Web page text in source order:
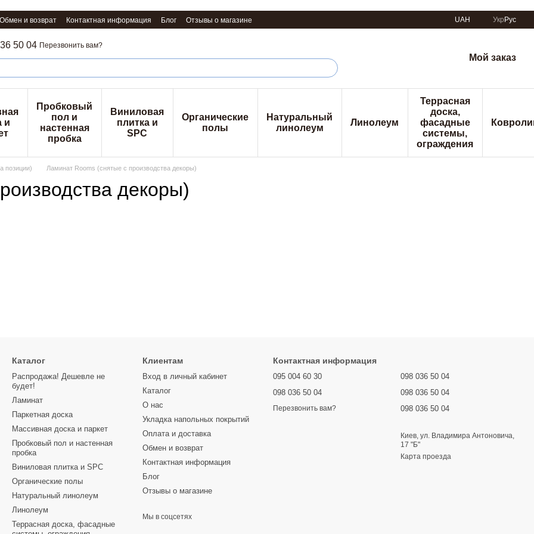
Обмен и возврат Контактная информация Блог Отзывы о магазине UAH Укр Рус
50 04 Перезвонить вам?
Мой заказ
и
Пробковый
пол и
настенная
пробка
Виниловая
плитка и
SPC
Органические
полы
Натуральный
линолеум
Линолеум
Террасная
доска,
фасадные
системы,
ограждения
позиции) Ламинат Rooms (снятые с производства декоры)
декоры)
Каталог
Распродажа! Дешевле не
будет!
Ламинат
Паркетная доска
Массивная доска и паркет
Пробковый пол и настенная
пробка
Виниловая плитка и SPC
Органические полы
Натуральный линолеум
Линолеум
Террасная доска, фасадные
Клиентам
Вход в личный кабинет
Каталог
О нас
Укладка напольных покрытий
Оплата и доставка
Обмен и возврат
Контактная информация
Блог
Отзывы о магазине
Мы в соцсетях
Контактная информация
095 004 60 30
098 036 50 04
Перезвонить вам?
098 036 50 04
098 036 50 04
098 036 50 04
Киев, ул. Владимира Антоновича,
17 "Б"
Карта проезда